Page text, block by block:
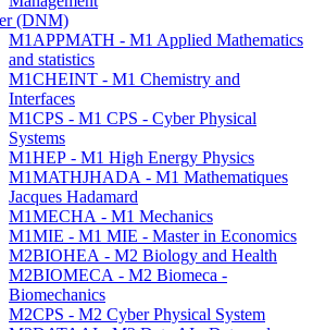
(DNM)
M1APPMATH - M1 Applied Mathematics
and statistics
M1CHEINT - M1 Chemistry and
Interfaces
M1CPS - M1 CPS - Cyber Physical
Systems
M1HEP - M1 High Energy Physics
M1MATHJHADA - M1 Mathematiques
Jacques Hadamard
M1MECHA - M1 Mechanics
M1MIE - M1 MIE - Master in Economics
M2BIOHEA - M2 Biology and Health
M2BIOMECA - M2 Biomeca -
Biomechanics
M2CPS - M2 Cyber Physical System